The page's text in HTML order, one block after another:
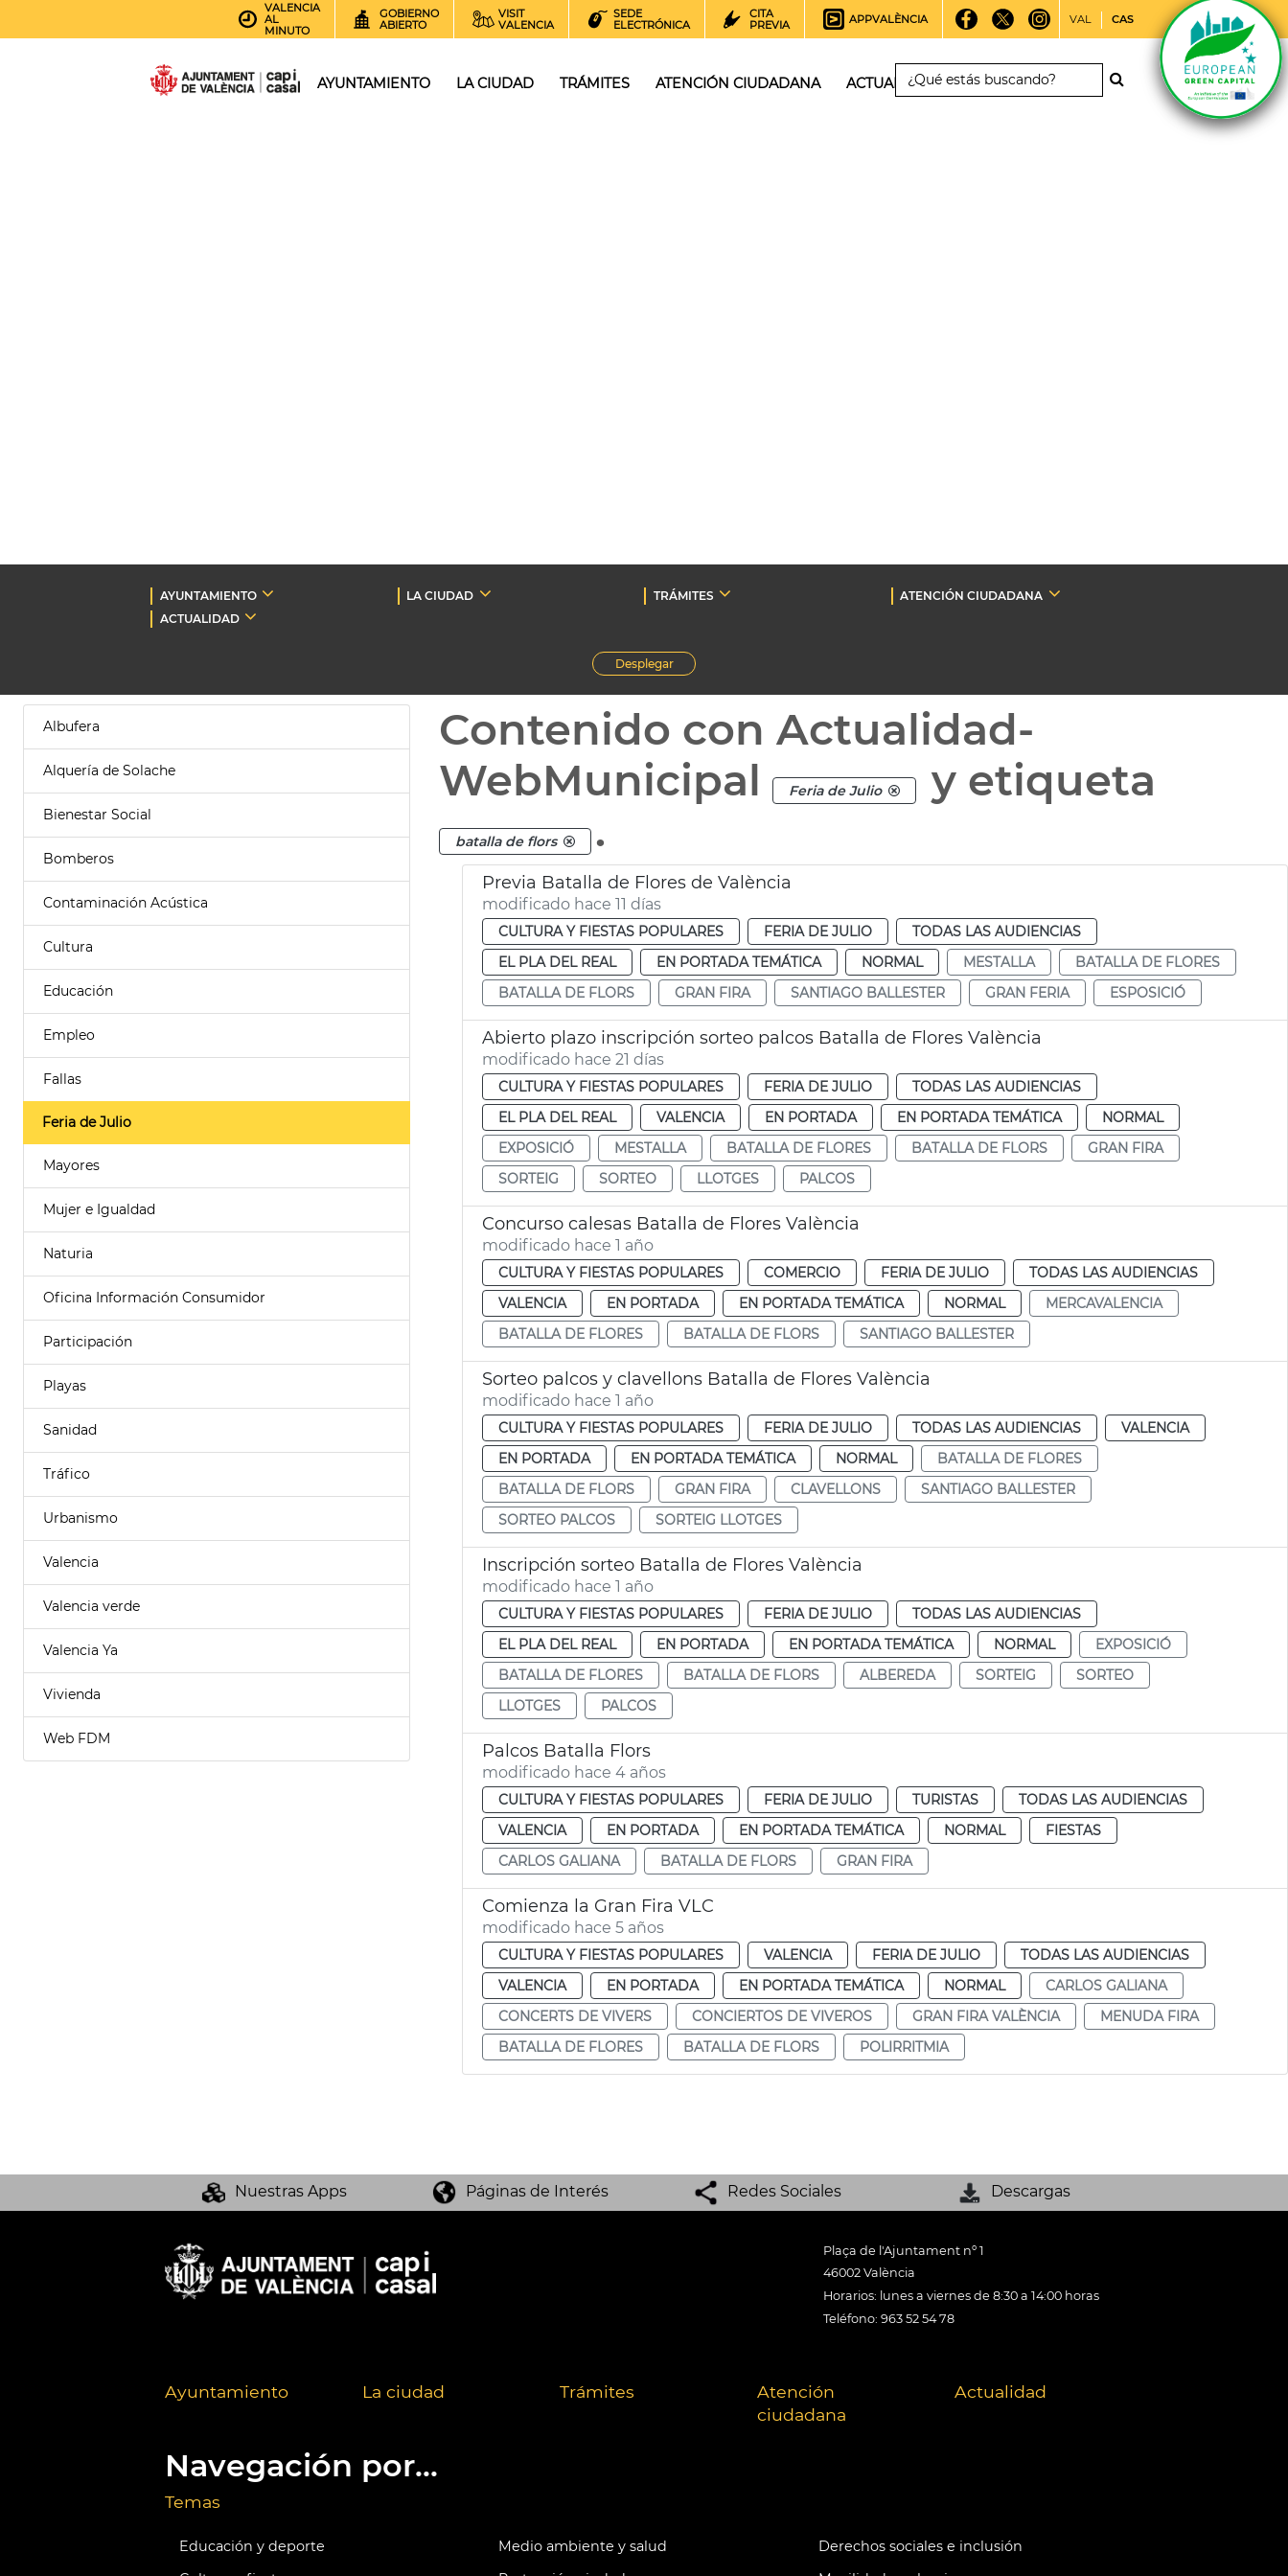
VALENCIA
AL
MINUTO
GOBIERNO
ABIERTO
VISIT
VALENCIA
SEDE
ELECTRÓNICA
CITA
PREVIA
APPVALÈNCIA VAL CAS
AYUNTAMIENTO LA CIUDAD TRÁMITES ATENCIÓN CIUDADANA ACTUALIDAD
AYUNTAMIENTO LA CIUDAD TRÁMITES
ATENCIÓN CIUDADANA
ACTUALIDAD
Desplegar
Albufera
Alquería de Solache
Bienestar Social
Bomberos
Contaminación Acústica
Cultura
Educación
Empleo
Fallas
Feria de Julio
Mayores
Mujer e Igualdad
Naturia
Oficina Información Consumidor
Participación
Playas
Sanidad
Tráfico
Urbanismo
Valencia
Valencia verde
Valencia Ya
Vivienda
Web FDM
Contenido con Actualidad-
WebMunicipal
Feria de Julio y etiqueta
batalla de flors .
Previa Batalla de Flores de València
modificado hace 11 días
CULTURA Y FIESTAS POPULARES FERIA DE JULIO
TODAS LAS AUDIENCIAS
EL PLA DEL REAL
EN PORTADA TEMÁTICA NORMAL MESTALLA
BATALLA DE FLORES
BATALLA DE FLORS
GRAN FIRA SANTIAGO BALLESTER GRAN FERIA ESPOSICIÓ
Abierto plazo inscripción sorteo palcos Batalla de Flores València
modificado hace 21 días
CULTURA Y FIESTAS POPULARES FERIA DE JULIO
TODAS LAS AUDIENCIAS
EL PLA DEL REAL
VALENCIA EN PORTADA EN PORTADA TEMÁTICA
NORMAL
EXPOSICIÓ
MESTALLA BATALLA DE FLORES BATALLA DE FLORS
GRAN FIRA
SORTEIG
SORTEO LLOTGES PALCOS
Concurso calesas Batalla de Flores València
modificado hace 1 año
CULTURA Y FIESTAS POPULARES COMERCIO FERIA DE JULIO
TODAS LAS AUDIENCIAS
VALENCIA
EN PORTADA EN PORTADA TEMÁTICA NORMAL
MERCAVALENCIA
BATALLA DE FLORES
BATALLA DE FLORS SANTIAGO BALLESTER
Sorteo palcos y clavellons Batalla de Flores València
modificado hace 1 año
CULTURA Y FIESTAS POPULARES FERIA DE JULIO TODAS LAS AUDIENCIAS
VALENCIA
EN PORTADA
EN PORTADA TEMÁTICA NORMAL
BATALLA DE FLORES
BATALLA DE FLORS
GRAN FIRA CLAVELLONS
SANTIAGO BALLESTER
SORTEO PALCOS
SORTEIG LLOTGES
Inscripción sorteo Batalla de Flores València
modificado hace 1 año
CULTURA Y FIESTAS POPULARES FERIA DE JULIO
TODAS LAS AUDIENCIAS
EL PLA DEL REAL
EN PORTADA EN PORTADA TEMÁTICA NORMAL
EXPOSICIÓ
BATALLA DE FLORES
BATALLA DE FLORS ALBEREDA SORTEIG
SORTEO
LLOTGES
PALCOS
Palcos Batalla Flors
modificado hace 4 años
CULTURA Y FIESTAS POPULARES FERIA DE JULIO TURISTAS
TODAS LAS AUDIENCIAS
VALENCIA
EN PORTADA EN PORTADA TEMÁTICA NORMAL
FIESTAS
CARLOS GALIANA
BATALLA DE FLORS GRAN FIRA
Comienza la Gran Fira VLC
modificado hace 5 años
CULTURA Y FIESTAS POPULARES VALENCIA FERIA DE JULIO
TODAS LAS AUDIENCIAS
VALENCIA
EN PORTADA EN PORTADA TEMÁTICA NORMAL
CARLOS GALIANA
CONCERTS DE VIVERS
CONCIERTOS DE VIVEROS GRAN FIRA VALÈNCIA
MENUDA FIRA
BATALLA DE FLORES
BATALLA DE FLORS POLIRRITMIA
Nuestras Apps Páginas de Interés Redes Sociales Descargas
Plaça de l'Ajuntament nº 1
46002 València
Horarios: lunes a viernes de 8:30 a 14:00 horas
Teléfono: 963 52 54 78
Ayuntamiento La ciudad Trámites
Atención
ciudadana
Actualidad
Navegación por...
Temas
Educación y deporte Medio ambiente y salud
Derechos sociales e inclusión